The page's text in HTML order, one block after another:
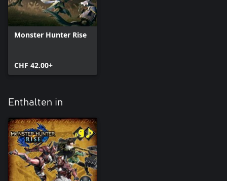
Monster Hunter Rise
CHF 42.00+
Enthalten in